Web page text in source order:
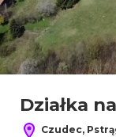
Działka
Czudec,